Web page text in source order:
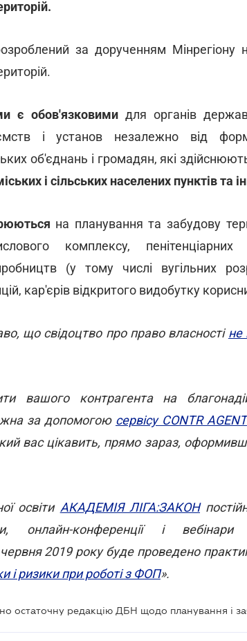
за дорученням
є обов'язковимидля органів
і установ незалежно від
об'єднань і громадян, які
і сільських населених пунктів та
на планування та забудову
комплексу,
(у тому числі вугільних
кар'єрів відкритого видобутку
що свідоцтво про право власностіне
вашого контрагента на
за допомогою сервісу CONTR AGENT
вас цікавить, прямо зараз,
освіти АКАДЕМІЯ ЛІГА:ЗАКОН
онлайн-конференції і
2019 року буде проведено
і ризики при роботі з ФОП».